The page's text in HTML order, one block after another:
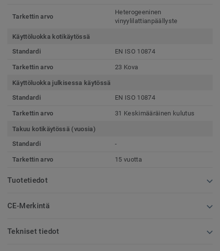
Tarkettin arvo
Heterogeeninen
vinyylilattianpäällyste
Käyttöluokka kotikäytössä
Standardi
EN ISO 10874
Tarkettin arvo 23 Kova
Käyttöluokka julkisessa käytössä
Standardi
EN ISO 10874
Tarkettin arvo 31 Keskimääräinen kulutus
Takuu kotikäytössä (vuosia)
Standardi
-
Tarkettin arvo 15 vuotta
Tuotetiedot
CE-Merkintä
Tekniset tiedot